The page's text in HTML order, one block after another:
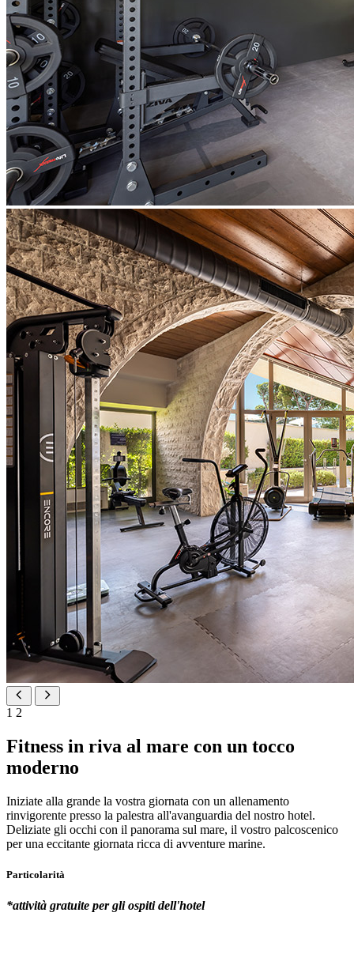
1 2
Fitness in riva al mare con un tocco
moderno
Iniziate alla grande la vostra giornata con un allenamento
rinvigorente presso la palestra all'avanguardia del nostro hotel.
Deliziate gli occhi con il panorama sul mare, il vostro palcoscenico
per una eccitante giornata ricca di avventure marine.
Particolarità
*attività gratuite per gli ospiti dell'hotel